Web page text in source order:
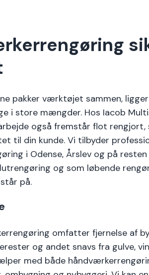
pakker værktøjet sammen,
i store mængder. Hos Iacob
også fremstår flot rengjort,
til din kunde. Vi tilbyder
i Odense, Årslev og på resten
og som løbende
på.
omfatter fjernelse af
og andet snavs fra gulve,
med både